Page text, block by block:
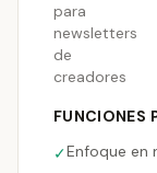
para
newsletters
de
creadores
FUNCIONES
✓Enfoque en